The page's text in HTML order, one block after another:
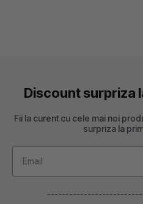
Discount surpriza
Fii la curent cu cele mai noi
surpriza la